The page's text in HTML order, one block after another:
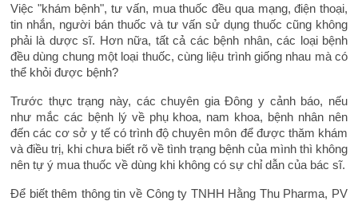
Việc "khám bệnh", tư vấn, mua thuốc đều qua mạng, điện thoại,
tin nhắn, người bán thuốc và tư vấn sử dụng thuốc cũng không
phải là dược sĩ. Hơn nữa, tất cả các bệnh nhân, các loại bệnh
đều dùng chung một loại thuốc, cùng liệu trình giống nhau mà có
thể khỏi được bệnh?
Trước thực trạng này, các chuyên gia Đông y cảnh báo, nếu
như mắc các bệnh lý về phụ khoa, nam khoa, bệnh nhân nên
đến các cơ sở y tế có trình độ chuyên môn để được thăm khám
và điều trị, khi chưa biết rõ về tình trạng bệnh của mình thì không
nên tự ý mua thuốc về dùng khi không có sự chỉ dẫn của bác sĩ.
Để biết thêm thông tin về Công ty TNHH Hằng Thu Pharma, PV